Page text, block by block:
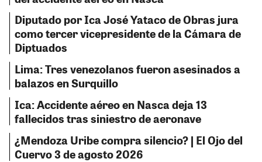
Diputado por Ica José Yataco de Obras jura
como tercer vicepresidente de la Cámara de
Diptuados
Lima: Tres venezolanos fueron asesinados a
balazos en Surquillo
Ica: Accidente aéreo en Nasca deja 13
fallecidos tras siniestro de aeronave
¿Mendoza Uribe compra silencio? | El Ojo del
Cuervo 3 de agosto 2026